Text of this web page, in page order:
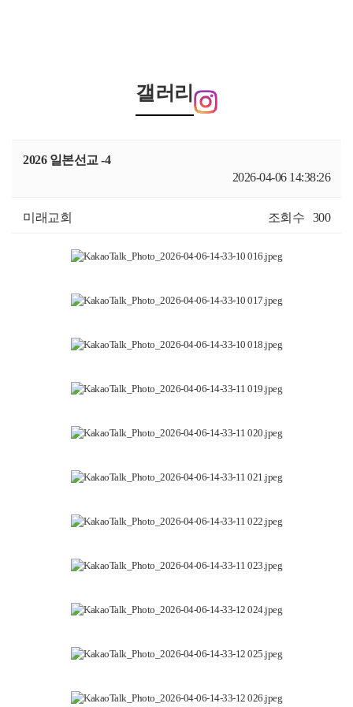
갤러리
2026 일본선교 -4
2026-04-06 14:38:26
미래교회 조회수 300